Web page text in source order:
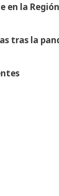
en la
tras la